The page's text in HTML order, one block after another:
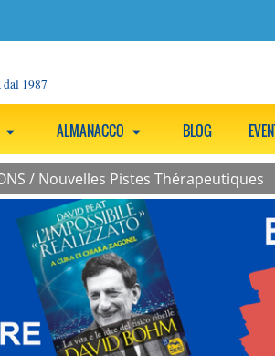
dal 1987
ALMANACCO BLOG
/ Nouvelles Pistes Thérapeutiques